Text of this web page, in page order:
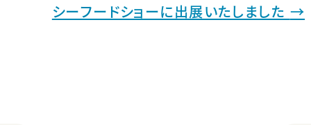
シーフードショーに出展いたしました →